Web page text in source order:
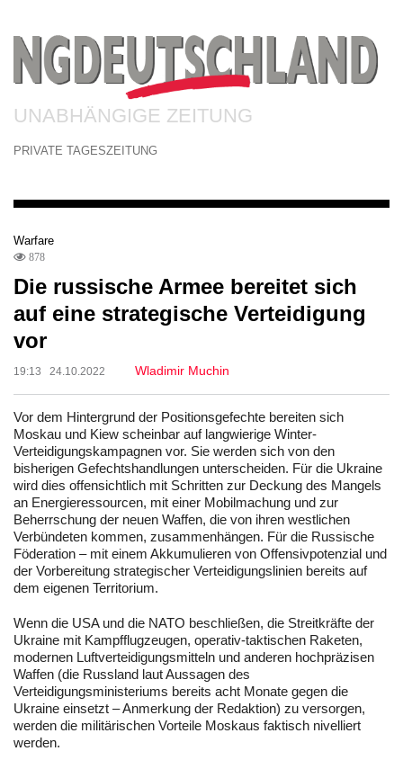
UNABHÄNGIGE ZEITUNG
PRIVATE TAGESZEITUNG
Warfare
878
Die russische Armee bereitet sich
auf eine strategische Verteidigung
vor
19:13 24.10.2022 Wladimir Muchin
Vor dem Hintergrund der Positionsgefechte bereiten sich
Moskau und Kiew scheinbar auf langwierige Winter-
Verteidigungskampagnen vor. Sie werden sich von den
bisherigen Gefechtshandlungen unterscheiden. Für die Ukraine
wird dies offensichtlich mit Schritten zur Deckung des Mangels
an Energieressourcen, mit einer Mobilmachung und zur
Beherrschung der neuen Waffen, die von ihren westlichen
Verbündeten kommen, zusammenhängen. Für die Russische
Föderation – mit einem Akkumulieren von Offensivpotenzial und
der Vorbereitung strategischer Verteidigungslinien bereits auf
dem eigenen Territorium.
Wenn die USA und die NATO beschließen, die Streitkräfte der
Ukraine mit Kampfflugzeugen, operativ-taktischen Raketen,
modernen Luftverteidigungsmitteln und anderen hochpräzisen
Waffen (die Russland laut Aussagen des
Verteidigungsministeriums bereits acht Monate gegen die
Ukraine einsetzt – Anmerkung der Redaktion) zu versorgen,
werden die militärischen Vorteile Moskaus faktisch nivelliert
werden.